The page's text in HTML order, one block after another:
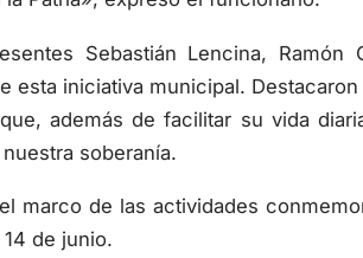
esta iniciativa municipal.
además de facilitar su vida
soberanía.
de junio.